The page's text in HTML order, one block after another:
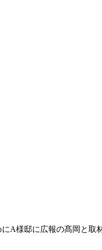
A様邸に広報の髙岡と取